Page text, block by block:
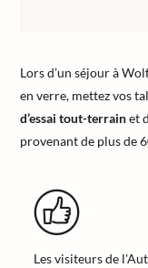
Lors d’un séjour à
en verre, mettez vos
d’essai tout-terrainet
provenant de plus de
Les visiteurs de